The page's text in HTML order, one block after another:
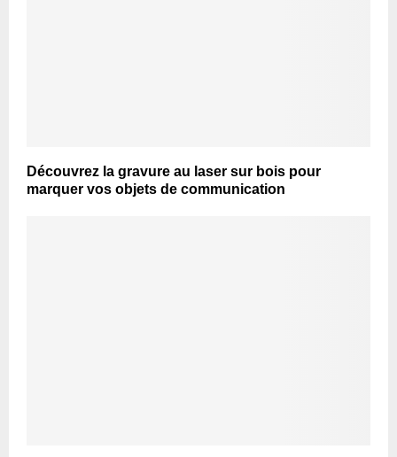
Découvrez la gravure au laser sur bois pour
marquer vos objets de communication